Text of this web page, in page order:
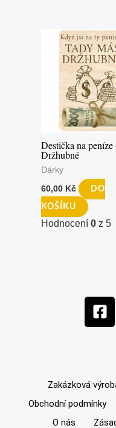
Destička na peníze
Držhubné
Dárky
60,00 Kč DO
KOŠÍKU
Hodnocení 0 z 5
F
a
o
o
k
Zakázková
Obchodní podmínky
O nás